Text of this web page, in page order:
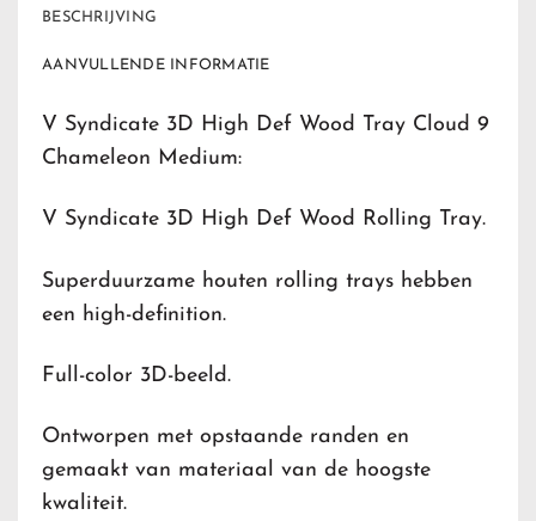
BESCHRIJVING
AANVULLENDE INFORMATIE
V Syndicate 3D High Def Wood Tray Cloud 9
Chameleon Medium:
V Syndicate 3D High Def Wood Rolling Tray.
Superduurzame houten rolling trays hebben
een high-definition.
Full-color 3D-beeld.
Ontworpen met opstaande randen en
gemaakt van materiaal van de hoogste
kwaliteit.